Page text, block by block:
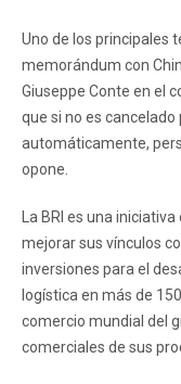
Uno de los principales
memorándum con
Giuseppe Conte en el
que si no es
automáticamente,
opone.
La BRI es una
mejorar sus vínculos
inversiones para el
logística en más de
comercio mundial del
comerciales de sus